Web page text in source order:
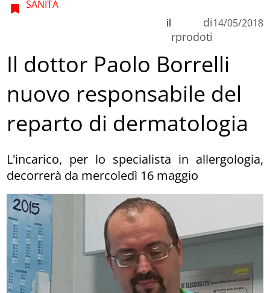
SANITÀ
di
rprodoti
il 14/05/2018
Il dottor Paolo Borrelli
nuovo responsabile del
reparto di dermatologia
L'incarico, per lo specialista in allergologia,
decorrerà da mercoledì 16 maggio